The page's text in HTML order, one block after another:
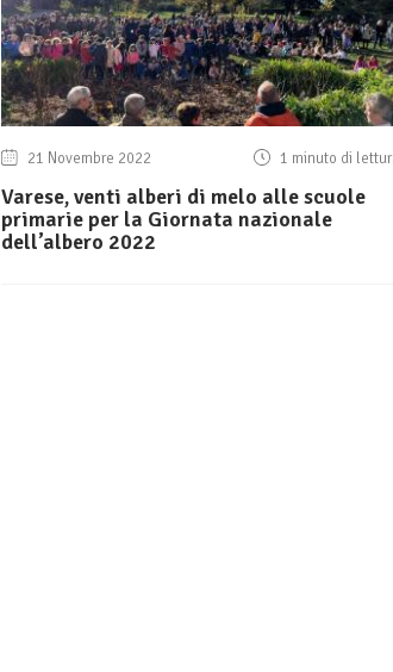
21 Novembre 2022 1 minuto di
Varese, venti alberi di melo alle scuole
primarie per la Giornata nazionale
dell’albero 2022